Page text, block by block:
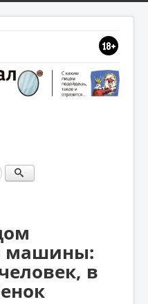
машины:
в